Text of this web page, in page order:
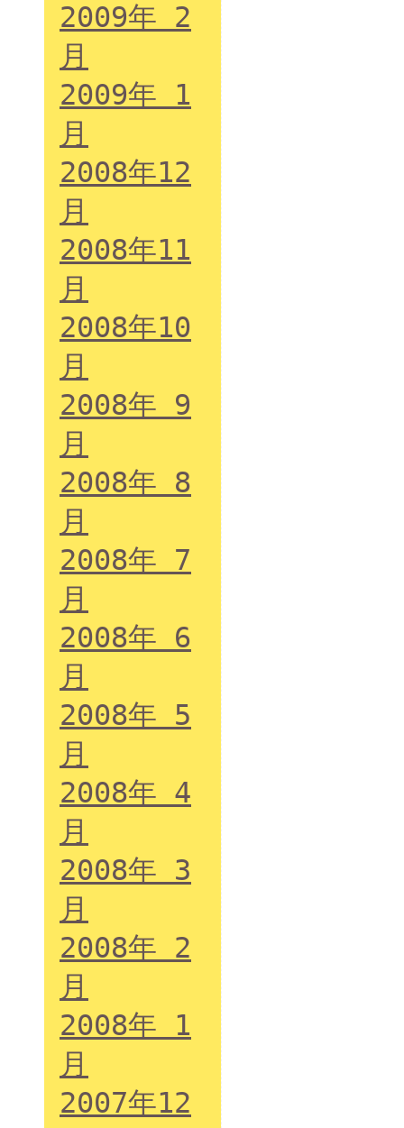
2009年 2
月
2009年 1
月
2008年12
月
2008年11
月
2008年10
月
2008年 9
月
2008年 8
月
2008年 7
月
2008年 6
月
2008年 5
月
2008年 4
月
2008年 3
月
2008年 2
月
2008年 1
月
2007年12